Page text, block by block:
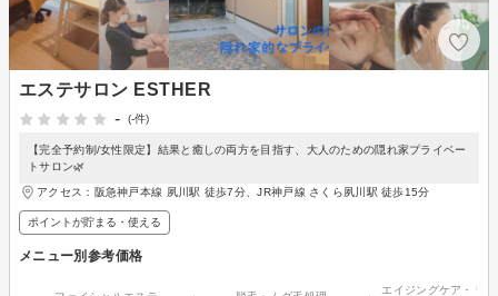
エステサロン ESTHER
-
(-件)
【完全予約制/女性限定】結果と癒しの両方を目指す、大人のための隠れ家プライベー
トサロン🌿
アクセス：阪急神戸本線 夙川駅 徒歩7分、JR神戸線 さくら夙川駅 徒歩15分
ポイントが貯まる・使える
メニュー別参考価格
エイジングケア・リ